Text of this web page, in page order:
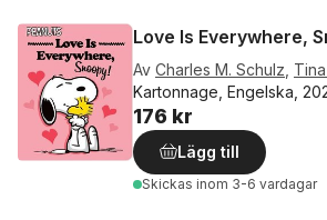
Love Is Everywhere,
Av Charles M. Schulz
Kartonnage, Engelska,
176 kr
Lägg till
Skickas inom 3-6 vardagar